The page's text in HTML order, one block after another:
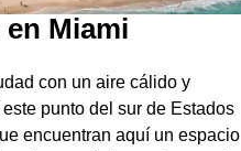
Miami
con un aire cálido y
punto del sur de Estados
encuentran aquí un espacio